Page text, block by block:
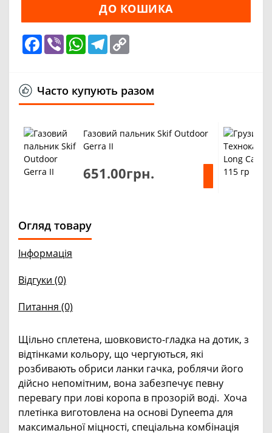
ДО КОШИКА
Facebook
Viber WhatsApp
Telegram
Часто купують разом
Газовий пальник Skif Outdoor
Gerra II
651.00грн.
Огляд товару
Інформація
Відгуки (0)
Питання (0)
Щільно сплетена, шовковисто-гладка на дотик, з
відтінками кольору, що чергуються, які
розбивають обриси ланки гачка, роблячи його
дійсно непомітним, вона забезпечує певну
перевагу при лові коропа в прозорій воді. Хоча
плетінка виготовлена ​​на основі Dyneema для
максимальної міцності, спеціальна комбінація